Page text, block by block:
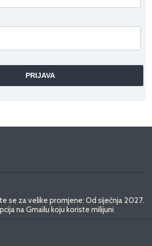
se za velike promjene: Od siječnja 2027.
na Gmailu koju koriste milijuni